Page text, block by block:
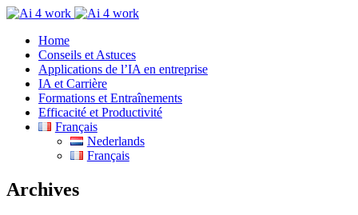
Home
Conseils et Astuces
Applications de l’IA en entreprise
IA et Carrière
Formations et Entraînements
Efficacité et Productivité
Français
Nederlands
Français
Archives